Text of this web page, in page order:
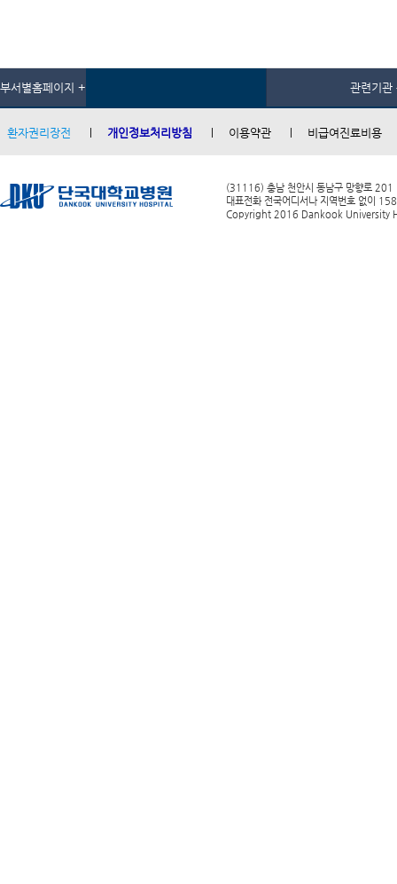
부서별홈페이지 + 관련기관
환자권리장전 개인정보처리방침 이용약관 비급여진료비용
(31116) 충남 천안시 동남구 망향로 201
대표전화 전국어디서나 지역번호 없이
Copyright 2016 Dankook University